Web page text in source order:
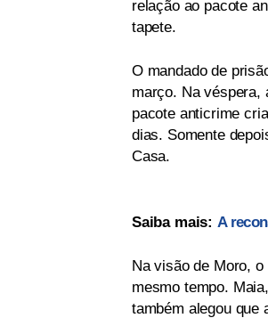
relação ao pacote
tapete.
O mandado de
março. Na véspera,
pacote anticrime
dias. Somente
Casa.
Saiba mais: A
Na visão de Moro,
mesmo tempo.
também alegou que